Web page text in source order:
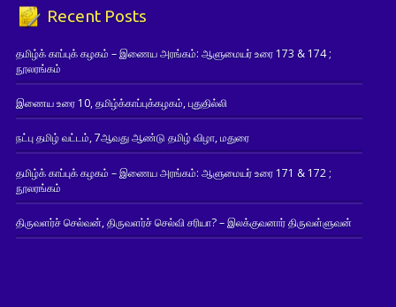
Recent Posts
தமிழ்க் காப்புக் கழகம் – இணைய அரங்கம்: ஆளுமையர் உரை 173 & 174 ;
நூலரங்கம்
இணைய உரை 10, தமிழ்க்காப்புக்கழகம், புதுதில்லி
நட்பு தமிழ் வட்டம், 7ஆவது ஆண்டு தமிழ் விழா, மதுரை
தமிழ்க் காப்புக் கழகம் – இணைய அரங்கம்: ஆளுமையர் உரை 171 & 172 ;
நூலரங்கம்
திருவளர்ச் செல்வன், திருவளர்ச் செல்வி சரியா? – இலக்குவனார் திருவள்ளுவன்